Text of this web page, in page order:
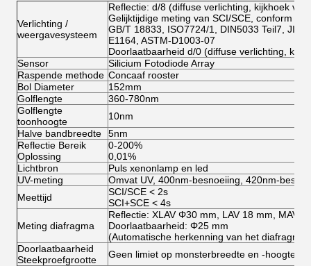
Verlichting /
weergavesysteem
Reflectie: d/8 (diffuse verlichting, kijkhoek
Gelijktijdige meting van SCI/SCE, conform
GB/T 18833, ISO7724/1, DIN5033 Teil7, JIS
E1164, ASTM-D1003-07
Doorlaatbaarheid d/0 (diffuse verlichting,
Sensor
Silicium Fotodiode Array
Raspende methode Concaaf rooster
Bol Diameter
152mm
Golflengte
360-780nm
Golflengte
toonhoogte
10nm
Halve bandbreedte
5nm
Reflectie Bereik
Oplossing
0-200%
0,01%
Lichtbron
Puls xenonlamp en led
UV-meting
Omvat UV, 400nm-besnoeiing, 420nm-
Meettijd
SCI/SCE < 2s
SCI+SCE < 4s
Meting diafragma
Reflectie: XLAV Φ30 mm, LAV 18 mm, MAV
Doorlaatbaarheid: Φ25 mm
(Automatische herkenning van het diafragma)
Doorlaatbaarheid
Steekproefgrootte
Geen limiet op monsterbreedte en -hoogte,